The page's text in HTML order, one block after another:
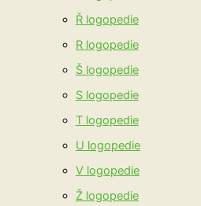
Ř logopedie
R logopedie
Š logopedie
S logopedie
T logopedie
U logopedie
V logopedie
Ž logopedie